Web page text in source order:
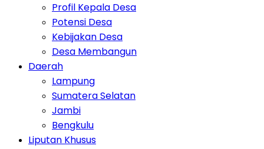
Profil Kepala Desa
Potensi Desa
Kebijakan Desa
Desa Membangun
Daerah
Lampung
Sumatera Selatan
Jambi
Bengkulu
Liputan Khusus